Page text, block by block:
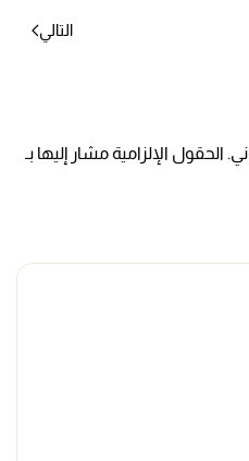
التالي
الحقول الإلزامية مشار إليها بـ